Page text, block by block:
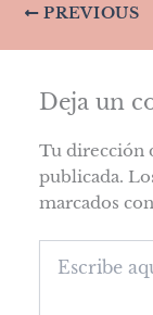
PREVIOUS
Deja un
Tu dirección
publicada.
marcados con
aquí...